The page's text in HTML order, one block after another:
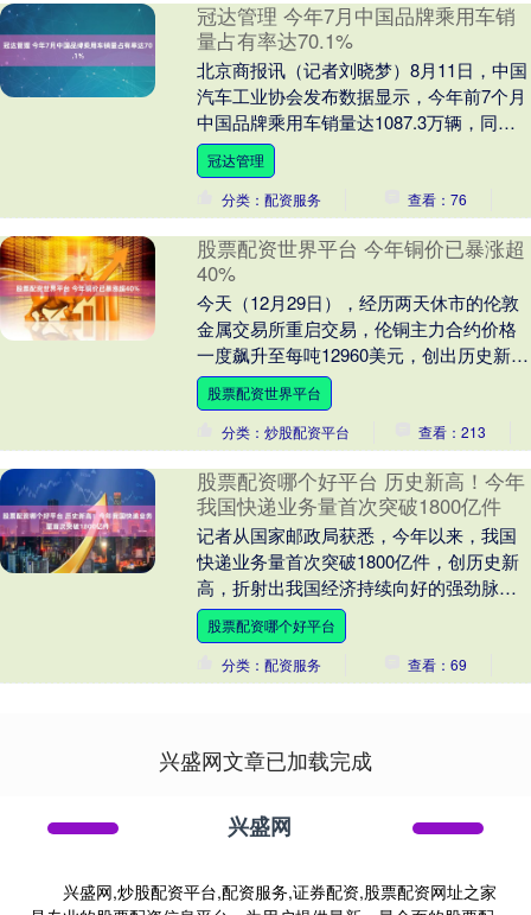
冠达管理 今年7月中国品牌乘用车销
量占有率达70.1%
北京商报讯（记者刘晓梦）8月11日，中国
汽车工业协会发布数据显示，今年前7个月
中国品牌乘用车销量达1087.3万辆，同比
增长24.4%，销量占有率达68.6%，....
冠达管理
分类：配资服务
查看：76
股票配资世界平台 今年铜价已暴涨超
40%
今天（12月29日），经历两天休市的伦敦
金属交易所重启交易，伦铜主力合约价格
一度飙升至每吨12960美元，创出历史新
高。今年以来，国际铜价累计涨幅已超
40％。业....
股票配资世界平台
分类：炒股配资平台
查看：213
股票配资哪个好平台 历史新高！今年
我国快递业务量首次突破1800亿件
记者从国家邮政局获悉，今年以来，我国
快递业务量首次突破1800亿件，创历史新
高，折射出我国经济持续向好的强劲脉
动。 国家邮政局最新数据显示，截至11月
30日，今....
股票配资哪个好平台
分类：配资服务
查看：69
兴盛网文章已加载完成
兴盛网
兴盛网,炒股配资平台,配资服务,证券配资,股票配资网址之家